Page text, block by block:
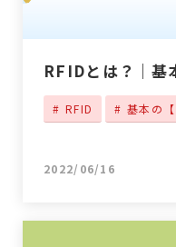
RFIDとは？｜基
RFID 基本の【
2022/06/16